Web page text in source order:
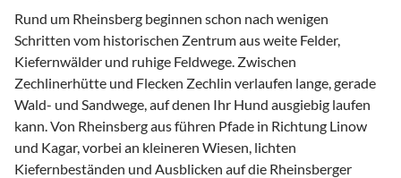
Rund um Rheinsberg beginnen schon nach wenigen
Schritten vom historischen Zentrum aus weite Felder,
Kiefernwälder und ruhige Feldwege. Zwischen
Zechlinerhütte und Flecken Zechlin verlaufen lange, gerade
Wald- und Sandwege, auf denen Ihr Hund ausgiebig laufen
kann. Von Rheinsberg aus führen Pfade in Richtung Linow
und Kagar, vorbei an kleineren Wiesen, lichten
Kiefernbeständen und Ausblicken auf die Rheinsberger